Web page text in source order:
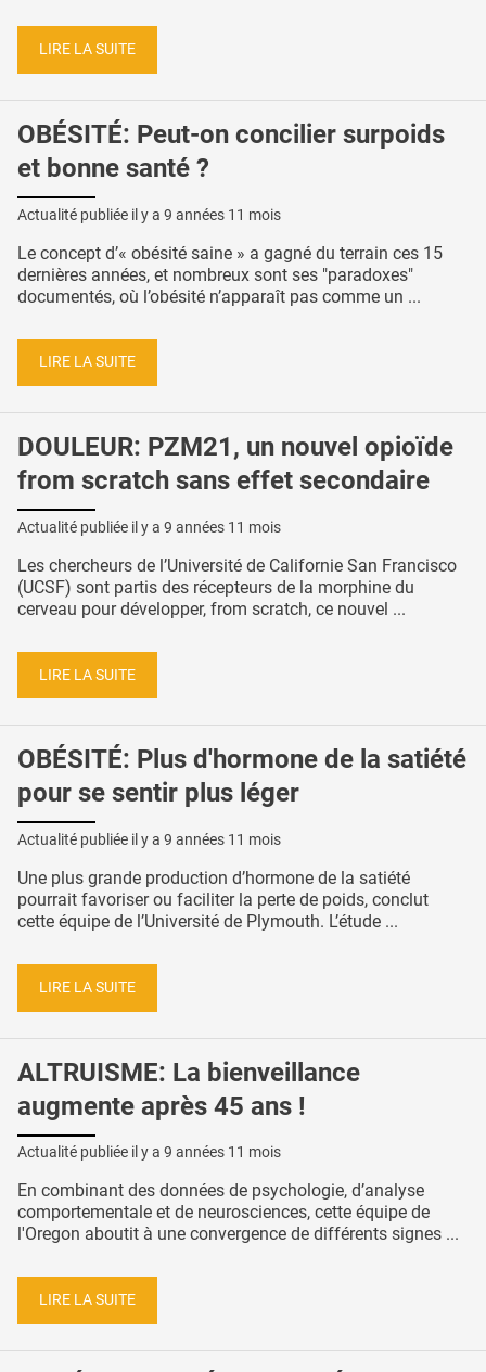
LIRE LA SUITE
OBÉSITÉ: Peut-on concilier surpoids
et bonne santé ?
Actualité publiée il y a 9 années 11 mois
Le concept d’« obésité saine » a gagné du terrain ces 15
dernières années, et nombreux sont ses "paradoxes"
documentés, où l’obésité n’apparaît pas comme un ...
LIRE LA SUITE
DOULEUR: PZM21, un nouvel opioïde
from scratch sans effet secondaire
Actualité publiée il y a 9 années 11 mois
Les chercheurs de l’Université de Californie San Francisco
(UCSF) sont partis des récepteurs de la morphine du
cerveau pour développer, from scratch, ce nouvel ...
LIRE LA SUITE
OBÉSITÉ: Plus d'hormone de la satiété
pour se sentir plus léger
Actualité publiée il y a 9 années 11 mois
Une plus grande production d’hormone de la satiété
pourrait favoriser ou faciliter la perte de poids, conclut
cette équipe de l’Université de Plymouth. L’étude ...
LIRE LA SUITE
ALTRUISME: La bienveillance
augmente après 45 ans !
Actualité publiée il y a 9 années 11 mois
En combinant des données de psychologie, d’analyse
comportementale et de neurosciences, cette équipe de
l'Oregon aboutit à une convergence de différents signes ...
LIRE LA SUITE